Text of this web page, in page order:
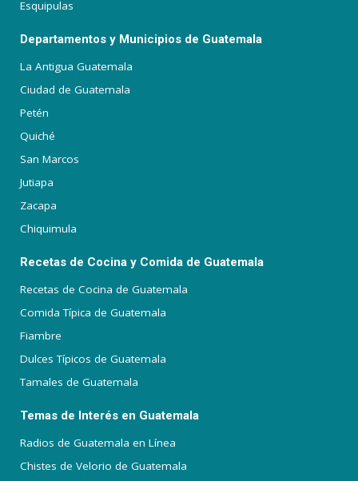
Esquipulas
Departamentos y Municipios de Guatemala
La Antigua Guatemala
Ciudad de Guatemala
Petén
Quiché
San Marcos
Jutiapa
Zacapa
Chiquimula
Recetas de Cocina y Comida de Guatemala
Recetas de Cocina de Guatemala
Comida Típica de Guatemala
Fiambre
Dulces Típicos de Guatemala
Tamales de Guatemala
Temas de Interés en Guatemala
Radios de Guatemala en Línea
Chistes de Velorio de Guatemala